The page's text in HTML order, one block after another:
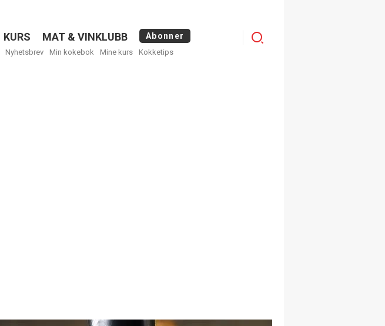
KURS MAT & VINKLUBB Abonner
Nyhetsbrev Min kokebok Mine kurs Kokketips
Logg